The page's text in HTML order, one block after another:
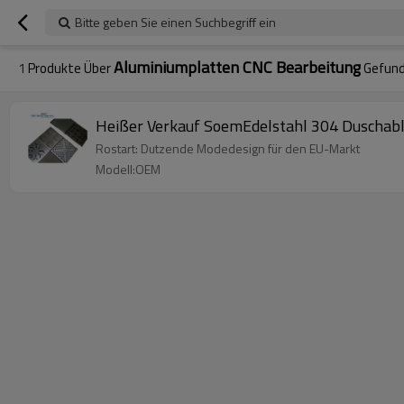
Bitte geben Sie einen Suchbegriff ein
1 Produkte ÜberAluminiumplatten CNC Bearbeitung
Heißer Verkauf SoemEdelstahl 304
Rostart: Dutzende Modedesign für den EU-Markt
Modell:OEM